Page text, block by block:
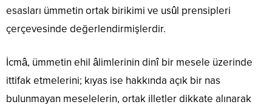
esasları ümmetin ortak birikimi ve usûl prensipleri
çerçevesinde değerlendirmişlerdir.
İcmâ, ümmetin ehil âlimlerinin dinî bir mesele üzerinde
ittifak etmelerini; kıyas ise hakkında açık bir nas
bulunmayan meselelerin, ortak illetler dikkate alınarak